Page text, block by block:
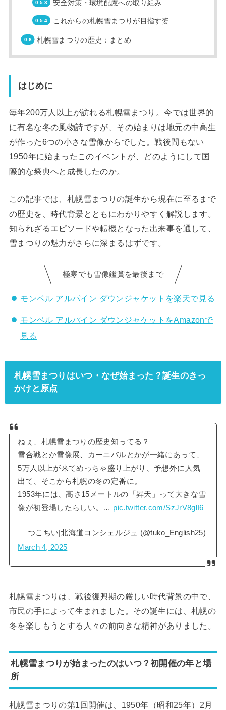
安全対策・環境配慮への取り組み
これからの札幌雪まつりが目指す姿
札幌雪まつりの歴史：まとめ
はじめに
毎年200万人以上が訪れる札幌雪まつり。今では世界的
に有名な冬の風物詩ですが、その始まりは地元の中高生
が作った6つの小さな雪像からでした。戦後間もない
1950年に始まったこのイベントが、どのようにして国
際的な祭典へと成長したのか。
この記事では、札幌雪まつりの誕生から現在に至るまで
の歴史を、時代背景とともにわかりやすく解説します。
知られざるエピソードや転機となった出来事を通して、
雪まつりの魅力がさらに深まるはずです。
極寒でも雪像鑑賞を最後まで
モンベル アルパイン ダウンジャケットを楽天で見る
モンベル アルパイン ダウンジャケットをAmazonで
見る
札幌雪まつりはいつ・なぜ始まった？誕生のきっ
かけと原点
ねぇ、札幌雪まつりの歴史知ってる？
雪合戦とか雪像展、カーニバルとかが一緒にあって、
5万人以上が来てめっちゃ盛り上がり、予想外に人気
出て、そこから札幌の冬の定番に。
1953年には、高さ15メートルの「昇天」って大きな雪
像が初登場したらしい。… pic.twitter.com/SzJrV8glI6
— つこちい|北海道コンシェルジュ (@tuko_English25)
March 4, 2025
札幌雪まつりは、戦後復興期の厳しい時代背景の中で、
市民の手によって生まれました。その誕生には、札幌の
冬を楽しもうとする人々の前向きな精神がありました。
札幌雪まつりが始まったのはいつ？初開催の年と場
所
札幌雪まつりの第1回開催は、1950年（昭和25年）2月